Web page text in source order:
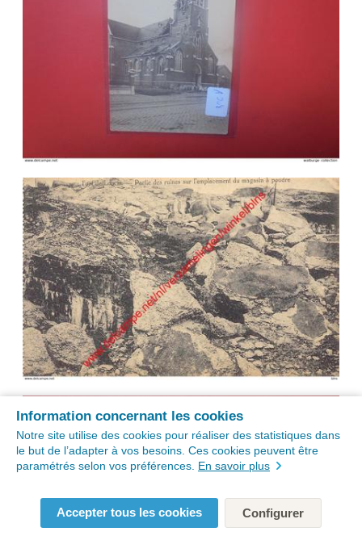
Information concernant les cookies
Notre site utilise des cookies pour réaliser des statistiques dans
le but de l’adapter à vos besoins. Ces cookies peuvent être
paramétrés selon vos préférences. En savoir plus
Accepter tous les cookies Configurer